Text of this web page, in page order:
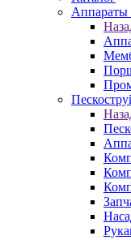
Аппараты